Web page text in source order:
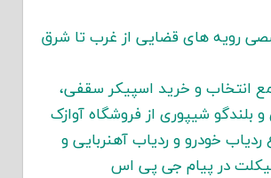
رویه های قضایی از غرب تا شرق
انتخاب و خرید اسپیکر سقفی،
بلندگو شیپوری از فروشگاه آوازک
ردیاب خودرو و ردیاب آهنربایی و
در پیام جی پی اس